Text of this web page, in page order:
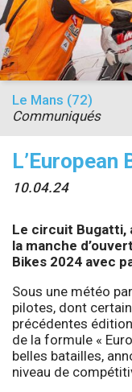
L’European
10.04.24
Le Mans (72)
Communiqués
Le circuit Bugatti,
la manche
Bikes 2024 avec
Sous une météo
pilotes, dont
précédentes
de la formule «
belles batailles,
niveau de